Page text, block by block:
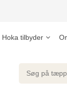
Hoka tilbyder